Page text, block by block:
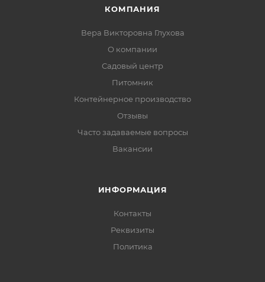
КОМПАНИЯ
Вера Викторовна Глухова
О компании
Садовый центр
Питомник
Контейнерное производство
Отзывы
Часто задаваемые вопросы
Вакансии
ИНФОРМАЦИЯ
Контакты
Реквизиты
Политика